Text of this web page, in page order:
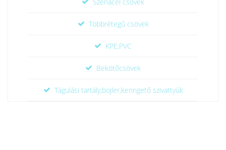
Többrétegű csövek
KPE,PVC
Bekötőcsövek
Tágulási tartály,bojler,keringető szivattyúk